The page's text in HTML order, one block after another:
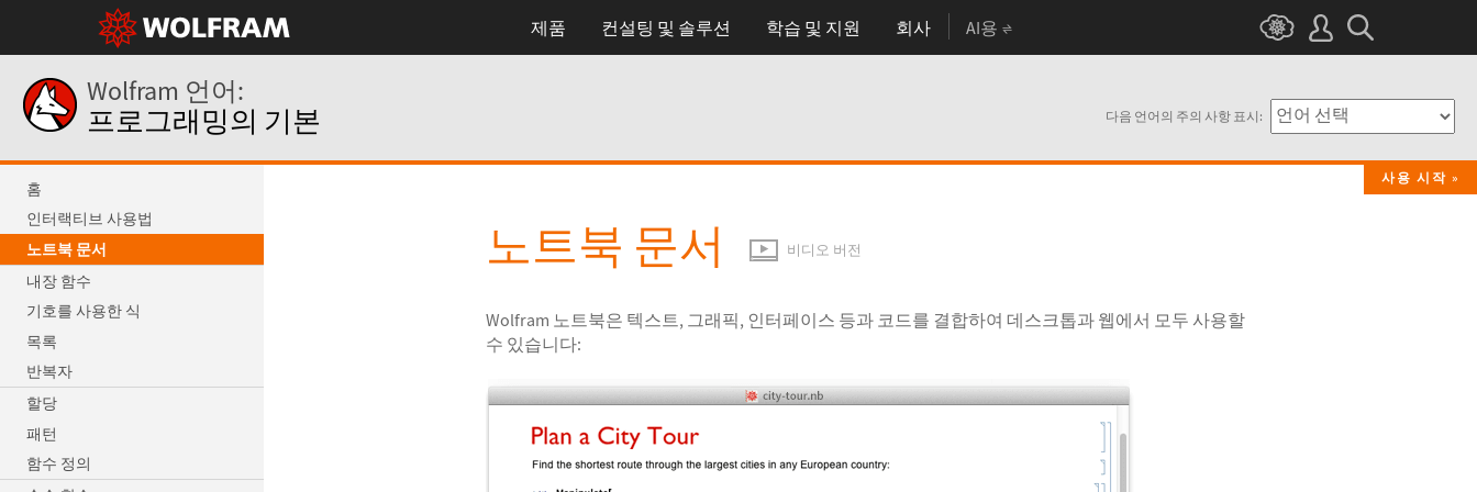
제품 컨설팅 및 솔루션 학습 및 지원 회사 AI용
Wolfram 언어:
프로그래밍의 기본 다음 언어의 주의 사항 표시:
홈
인터랙티브 사용법
노트북 문서
내장 함수
기호를 사용한 식
목록
반복자
할당
패턴
함수 정의
사용 시작
노트북 문서 비디오 버전
Wolfram 노트북은 텍스트, 그래픽, 인터페이스 등과 코드를 결합하여 데스크톱과 웹에서 모두 사용할
수 있습니다: